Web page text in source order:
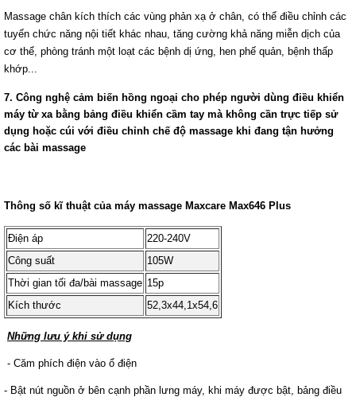
Massage chân kích thích các vùng phản xạ ở chân, có thể điều chỉnh các
tuyến chức năng nội tiết khác nhau, tăng cường khả năng miễn dịch của
cơ thể, phòng tránh một loạt các bệnh dị ứng, hen phế quản, bệnh thấp
khớp...
7. Công nghệ cảm biến hồng ngoại cho phép người dùng điều khiển
máy từ xa bằng bảng điều khiển cầm tay mà không cần trực tiếp sử
dụng hoặc cúi với điều chỉnh chế độ massage khi đang tận hưởng
các bài massage
Thông số kĩ thuật của máy massage Maxcare Max646 Plus
Điện áp
220-240V
Công suất
105W
Thời gian tối đa/bài massage 15p
Kích thước
52,3x44,1x54,6
Những lưu ý khi sử dụng
- Căm phích điện vào ổ điện
- Bật nút nguồn ở bên cạnh phần lưng máy, khi máy được bật, bảng điều